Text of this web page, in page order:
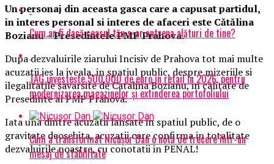
Un personaj din aceasta gasca care a capusat partidul,
in interes personal si interes de afaceri este Cătălina
Bozianu – Presedintele PMP Prahova.
Dupa dezvaluirile ziarului Incisiv de Prahova tot mai multe
acuzatii ies la iveala, in spatiul public, despre mizeriile si
ilegalitatile savarsite de Catalina Bozianu, in calitate de
Presedinte al PMP Prahova.
Iata una dintre acuzatii lansate in spatiul public, de o
gravitate deosebita, acuzatii care confirma in totalitate
dezvaluirile noastre, cu conotatii in PENAL!
Cum ar fi dacă ceasul tău s-ar antrena alături de tine?
TAG investește 500.000 de euro în retail în 2026, pentru
modernizarea magazinelor și extinderea portofoliului
Cum a transformat Nicușor Dan o notă de trecere într-un
mesaj de stabilitate